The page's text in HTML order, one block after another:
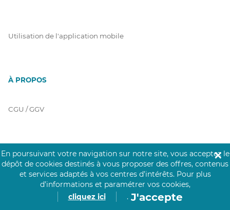
Utilisation de l'application mobile
À PROPOS
CGU / GGV
Charte Click&Care
Code de Déontologie
En poursuivant votre navigation sur notre site, vous acceptez le
dépôt de cookies destinés à vous proposer des offres, contenus
et services adaptés à vos centres d’intérêts. Pour plus
d’informations et paramétrer vos cookies,
cliquez ici
. J'accepte
✕